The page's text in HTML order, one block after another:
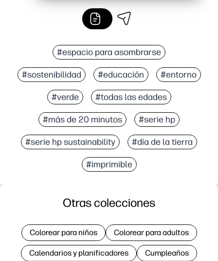
#espacio para asombrarse
#sostenibilidad #educación #entorno
#verde #todas las edades
#más de 20 minutos #serie hp
#serie hp sustainability #día de la tierra
#imprimible
Otras colecciones
Colorear para niños Colorear para adultos
Calendarios y planificadores Cumpleaños